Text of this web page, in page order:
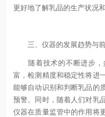
更好地了解乳品的生产状况
三、仪器的发展趋势与
随着技术的不断进步，
富，检测精度和稳定性将进
能够自动识别和判断乳品的
预警。同时，随着人们对乳
仪器在质量监管中的作用将